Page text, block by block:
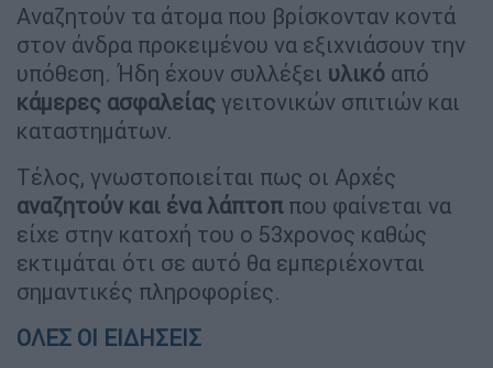
Αναζητούν τα άτομα που βρίσκονταν κοντά
στον άνδρα προκειμένου να εξιχνιάσουν την
υπόθεση. Ήδη έχουν συλλέξει υλικό από
κάμερες ασφαλείας γειτονικών σπιτιών και
καταστημάτων.
Τέλος, γνωστοποιείται πως οι Αρχές
αναζητούν και ένα λάπτοππου φαίνεται να
είχε στην κατοχή του ο 53χρονος καθώς
εκτιμάται ότι σε αυτό θα εμπεριέχονται
σημαντικές πληροφορίες.
ΟΛΕΣ ΟΙ ΕΙΔΗΣΕΙΣ